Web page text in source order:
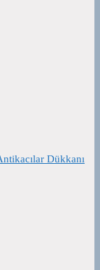
Dükkanı